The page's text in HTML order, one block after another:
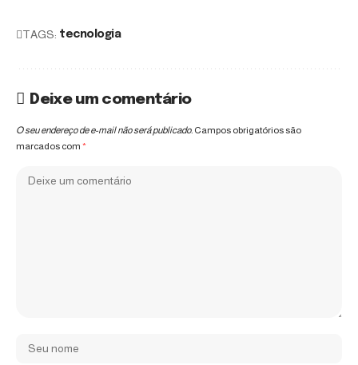
TAGS: tecnologia
Deixe um comentário
O seu endereço de e-mail não será publicado. Campos obrigatórios são
marcados com *